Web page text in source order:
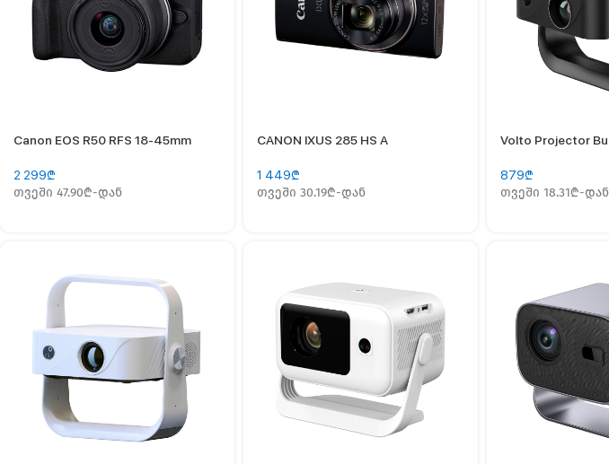
Canon EOS R50 RFS 18-45mm
2 299₾
თვეში 47.90₾-დან
CANON IXUS 285 HS A
1 449₾
თვეში 30.19₾-დან
Volto Projector
879₾
თვეში 18.31₾-დან